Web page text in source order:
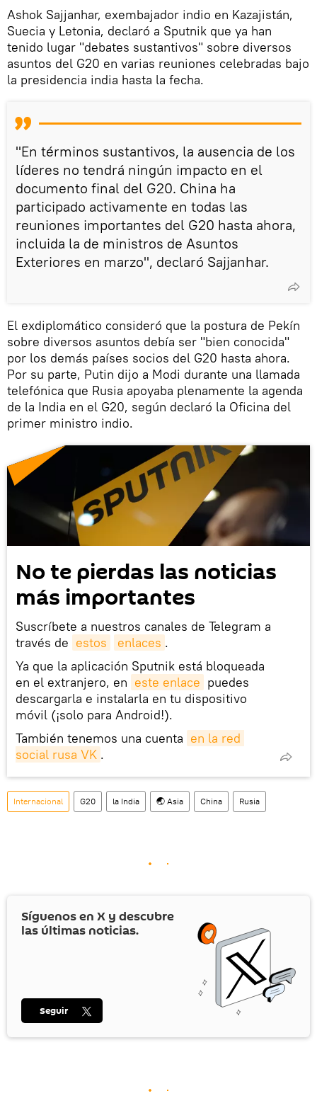
Ashok Sajjanhar, exembajador indio en Kazajistán,
Suecia y Letonia, declaró a Sputnik que ya han
tenido lugar "debates sustantivos" sobre diversos
asuntos del G20 en varias reuniones celebradas bajo
la presidencia india hasta la fecha.
"En términos sustantivos, la ausencia de los
líderes no tendrá ningún impacto en el
documento final del G20. China ha
participado activamente en todas las
reuniones importantes del G20 hasta ahora,
incluida la de ministros de Asuntos
Exteriores en marzo", declaró Sajjanhar.
El exdiplomático consideró que la postura de Pekín
sobre diversos asuntos debía ser "bien conocida"
por los demás países socios del G20 hasta ahora.
Por su parte, Putin dijo a Modi durante una llamada
telefónica que Rusia apoyaba plenamente la agenda
de la India en el G20, según declaró la Oficina del
primer ministro indio.
No te pierdas las noticias
más importantes
Suscríbete a nuestros canales de Telegram a
través de estos enlaces .
Ya que la aplicación Sputnik está bloqueada
en el extranjero, en este enlace puedes
descargarla e instalarla en tu dispositivo
móvil (¡solo para Android!).
También tenemos una cuenta en la red
social rusa VK .
Internacional G20 la India 🌏 Asia China Rusia
Síguenos en X y descubre
las últimas noticias.
Seguir